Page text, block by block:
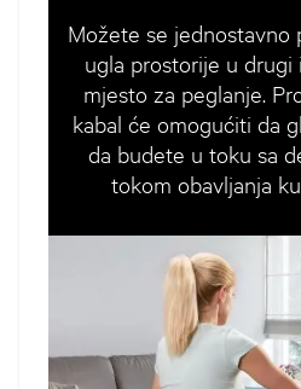
Možete se jednostavno
ugla prostorije u drugi
mjesto za peglanje.
kabal će omogućiti da
da budete u toku sa
tokom obavljanja